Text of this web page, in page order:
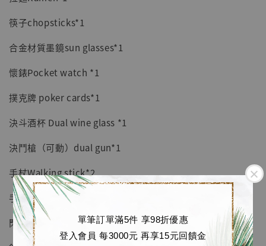
單筆訂單滿5件 享98折優惠
登入會員 每3000元 再享15元回饋金
筷子chopsticks*1
合金材質墨鏡sun glasses*1
懷錶Pocket watch *1
撲克牌 poker cards*1
決斗酒杯 Dual wine glass *1
決鬥槍（可動）dual gun*1
手杖Walking stick*2
手槍 p364 gun*1
閃光彈flash bomb*1